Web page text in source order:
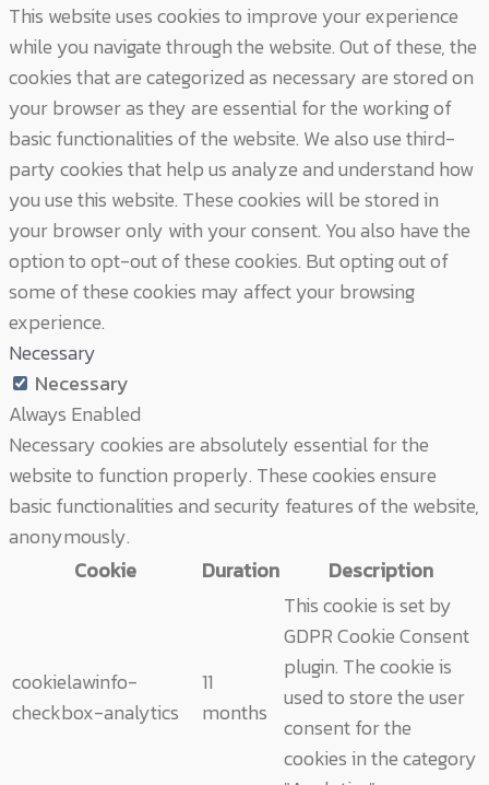
This website uses cookies to improve your experience
while you navigate through the website. Out of these, the
cookies that are categorized as necessary are stored on
your browser as they are essential for the working of
basic functionalities of the website. We also use third-
party cookies that help us analyze and understand how
you use this website. These cookies will be stored in
your browser only with your consent. You also have the
option to opt-out of these cookies. But opting out of
some of these cookies may affect your browsing
experience.
Necessary
Necessary
Always Enabled
Necessary cookies are absolutely essential for the
website to function properly. These cookies ensure
basic functionalities and security features of the website,
anonymously.
Cookie
Duration Description
cookielawinfo-
checkbox-analytics
11
months
This cookie is set by
GDPR Cookie Consent
plugin. The cookie is
used to store the user
consent for the
cookies in the category